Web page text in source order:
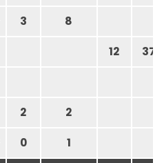
3 8
12 37
2 2
0 1